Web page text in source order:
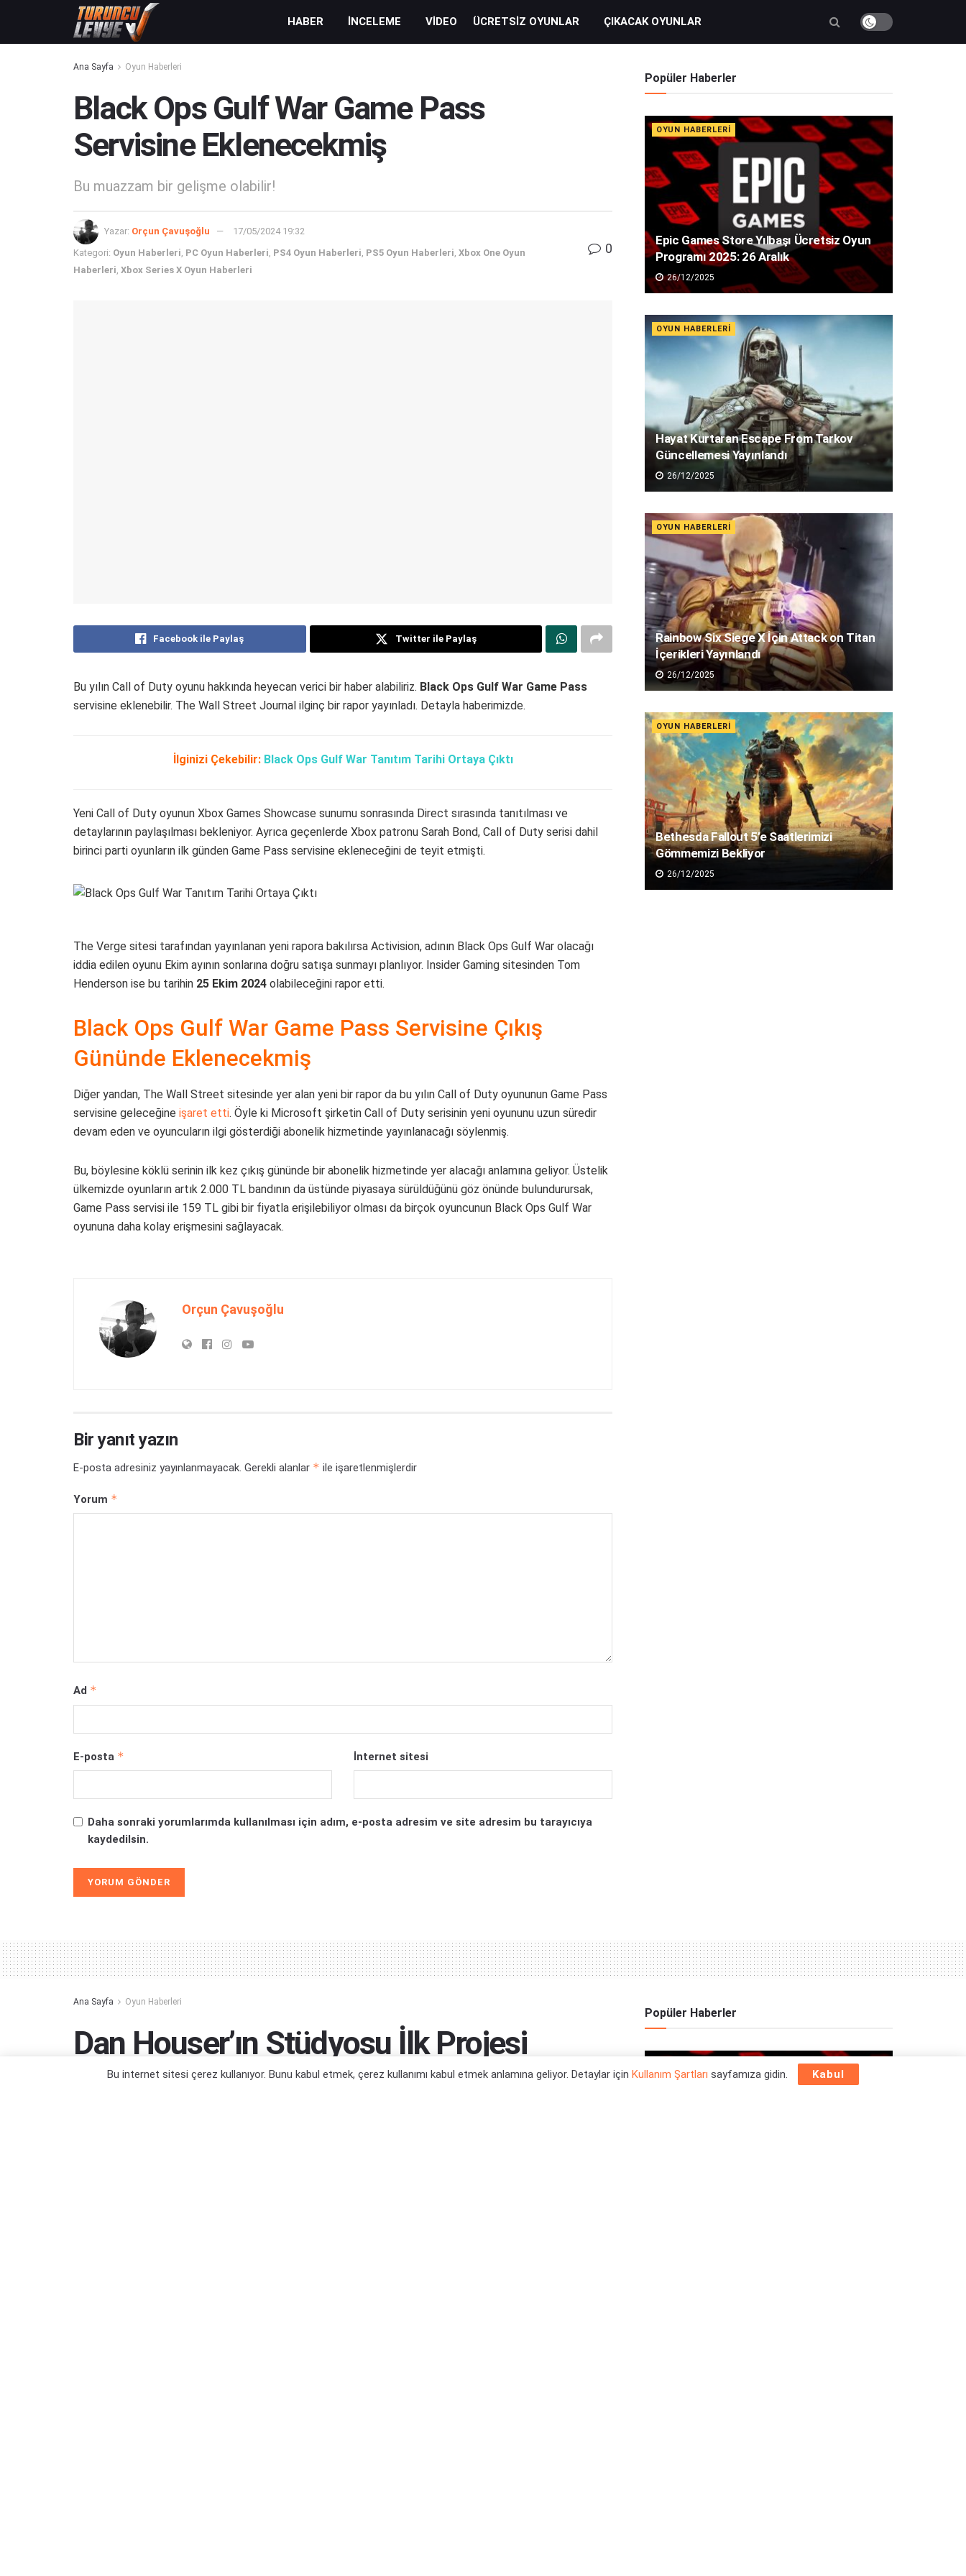
HABER İNCELEME VIDEO ÜCRETSIZ OYUNLAR ÇIKACAK OYUNLAR
Ana Sayfa Oyun Haberleri
Black Ops Gulf War Game Pass
Servisine Eklenecekmiş
Bu muazzam bir gelişme olabilir!
Yazar: Orçun Çavuşoğlu 17/05/2024 19:32
Kategori: Oyun Haberleri, PC Oyun Haberleri, PS4 Oyun Haberleri, PS5 Oyun Haberleri, Xbox One Oyun
Haberleri, Xbox Series X Oyun Haberleri
0
Facebook ile Paylaş Twitter ile Paylaş
Bu yılın Call of Duty oyunu hakkında heyecan verici bir haber alabiliriz. Black Ops Gulf War Game Pass
servisine eklenebilir. The Wall Street Journal ilginç bir rapor yayınladı. Detayla haberimizde.
İlginizi Çekebilir: Black Ops Gulf War Tanıtım Tarihi Ortaya Çıktı
Yeni Call of Duty oyunun Xbox Games Showcase sunumu sonrasında Direct sırasında tanıtılması ve
detaylarının paylaşılması bekleniyor. Ayrıca geçenlerde Xbox patronu Sarah Bond, Call of Duty serisi dahil
birinci parti oyunların ilk günden Game Pass servisine ekleneceğini de teyit etmişti.
The Verge sitesi tarafından yayınlanan yeni rapora bakılırsa Activision, adının Black Ops Gulf War olacağı
iddia edilen oyunu Ekim ayının sonlarına doğru satışa sunmayı planlıyor. Insider Gaming sitesinden Tom
Henderson ise bu tarihin 25 Ekim 2024 olabileceğini rapor etti.
Black Ops Gulf War Game Pass Servisine Çıkış
Gününde Eklenecekmiş
Diğer yandan, The Wall Street sitesinde yer alan yeni bir rapor da bu yılın Call of Duty oyununun Game Pass
servisine geleceğine işaret etti. Öyle ki Microsoft şirketin Call of Duty serisinin yeni oyununu uzun süredir
devam eden ve oyuncuların ilgi gösterdiği abonelik hizmetinde yayınlanacağı söylenmiş.
Bu, böylesine köklü serinin ilk kez çıkış gününde bir abonelik hizmetinde yer alacağı anlamına geliyor. Üstelik
ülkemizde oyunların artık 2.000 TL bandının da üstünde piyasaya sürüldüğünü göz önünde bulundurursak,
Game Pass servisi ile 159 TL gibi bir fiyatla erişilebiliyor olması da birçok oyuncunun Black Ops Gulf War
oyununa daha kolay erişmesini sağlayacak.
Orçun Çavuşoğlu
Bir yanıt yazın
E-posta adresiniz yayınlanmayacak. Gerekli alanlar * ile işaretlenmişlerdir
Yorum *
Ad *
E-posta * İnternet sitesi
Daha sonraki yorumlarımda kullanılması için adım, e-posta adresim ve site adresim bu tarayıcıya
kaydedilsin.
Popüler Haberler
OYUN HABERLERI
Epic Games Store Yılbaşı Ücretsiz Oyun
Programı 2025: 26 Aralık
26/12/2025
OYUN HABERLERI
Hayat Kurtaran Escape From Tarkov
Güncellemesi Yayınlandı
26/12/2025
OYUN HABERLERI
Rainbow Six Siege X İçin Attack on Titan
İçerikleri Yayınlandı
26/12/2025
OYUN HABERLERI
Bethesda Fallout 5’e Saatlerimizi
Gömmemizi Bekliyor
26/12/2025
Ana Sayfa Oyun Haberleri
Dan Houser’ın Stüdyosu İlk Projesi
Üzerinde Çalışıyor
Popüler Haberler
Bu internet sitesi çerez kullanıyor. Bunu kabul etmek, çerez kullanımı kabul etmek anlamına geliyor. Detaylar için Kullanım Şartları sayfamıza gidin. Kabul